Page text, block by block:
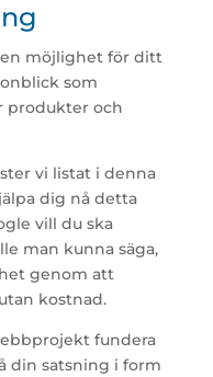
en möjlighet för ditt
som
produkter och
vi listat i denna
dig nå detta
vill du ska
man kunna säga,
genom att
kostnad.
fundera
din satsning i form